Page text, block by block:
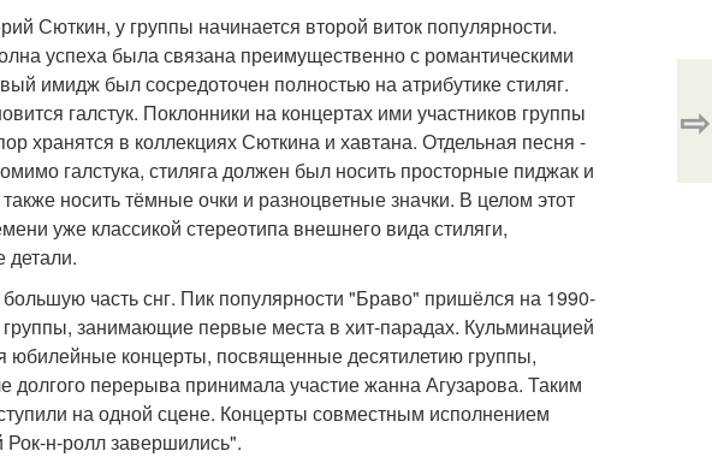
Сюткин, у группы начинается второй виток популярности.
успеха была связана преимущественно с романтическими
имидж был сосредоточен полностью на атрибутике стиляг.
галстук. Поклонники на концертах ими участников группы
хранятся в коллекциях Сюткина и хавтана. Отдельная песня -
галстука, стиляга должен был носить просторные пиджак и
носить тёмные очки и разноцветные значки. В целом этот
уже классикой стереотипа внешнего вида стиляги,
часть снг. Пик популярности "Браво" пришёлся на 1990-
занимающие первые места в хит-парадах. Кульминацией
юбилейные концерты, посвященные десятилетию группы,
перерыва принимала участие жанна Агузарова. Таким
на одной сцене. Концерты совместным исполнением
н-ролл завершились".
⇨